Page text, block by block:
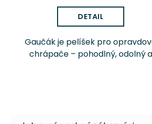
DETAIL
Gaučák je pelíšek pro
chrápače – pohodlný, odolný a